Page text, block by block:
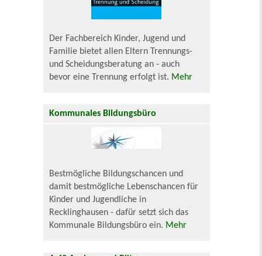
Der Fachbereich Kinder, Jugend und
Familie bietet allen Eltern Trennungs-
und Scheidungsberatung an - auch
bevor eine Trennung erfolgt ist. Mehr
Kommunales Bildungsbüro
Bestmögliche Bildungschancen und
damit bestmögliche Lebenschancen für
Kinder und Jugendliche in
Recklinghausen - dafür setzt sich das
Kommunale Bildungsbüro ein. Mehr